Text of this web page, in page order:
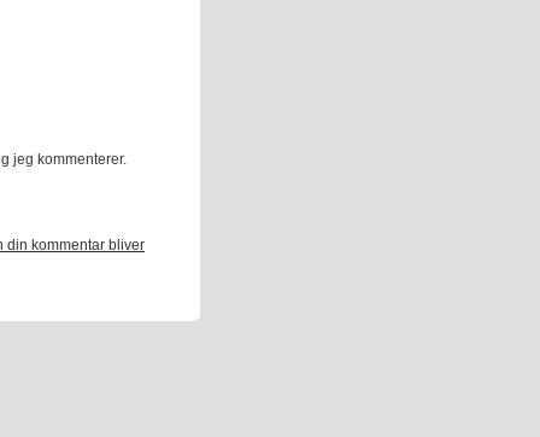
jeg kommenterer.
din kommentar bliver